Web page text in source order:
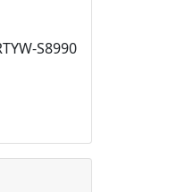
S8990